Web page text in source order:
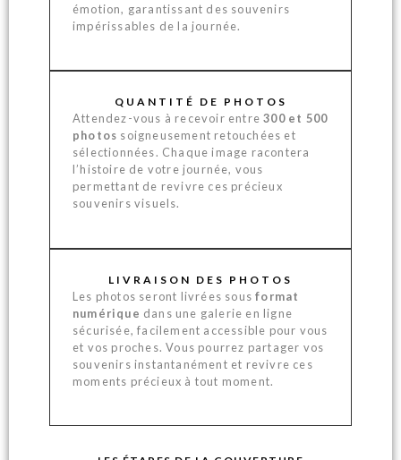
émotion, garantissant des souvenirs
impérissables de la journée.
QUANTITÉ DE PHOTOS
Attendez-vous à recevoir entre300 et 500
photos soigneusement retouchées et
sélectionnées. Chaque image racontera
l’histoire de votre journée, vous
permettant de revivre ces précieux
souvenirs visuels.
LIVRAISON DES PHOTOS
Les photos seront livrées sousformat
numérique dans une galerie en ligne
sécurisée, facilement accessible pour vous
et vos proches. Vous pourrez partager vos
souvenirs instantanément et revivre ces
moments précieux à tout moment.